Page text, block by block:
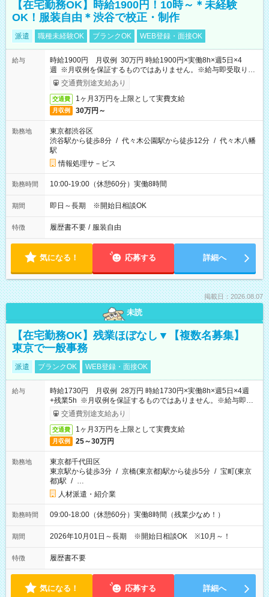
【在宅勤務OK】時給1900円！10時～＊未経験
OK！服装自由＊渋谷で校正・制作
派遣 職種未経験OK ブランクOK WEB登録・面接OK
給与
時給1900円 月収例 30万円 時給1900円×実働8h×週5日×4
週 ※月収例を保証するものではありません。※給与即受取りサ
ービス利用可（利用条件有）
交通費別途支給あり
交通費 1ヶ月3万円を上限として実費支給
月収例 30万円～
勤務地
東京都渋谷区
渋谷駅から徒歩8分 / 代々木公園駅から徒歩12分 / 代々木八幡
駅
情報処理サ－ビス
勤務時間 10:00-19:00（休憩60分）実働8時間
期間 即日～長期 ※開始日相談OK
特徴 履歴書不要 / 服装自由
気になる！ 応募する 詳細へ
掲載日：2026.08.07
未読
【在宅勤務OK】残業ほぼなし▼【複数名募集】
東京で一般事務
派遣 ブランクOK WEB登録・面接OK
給与
時給1730円 月収例 28万円 時給1730円×実働8h×週5日×4週
+残業5h ※月収例を保証するものではありません。※給与即受
取りサービス利用可（利用条件有）
交通費別途支給あり
交通費 1ヶ月3万円を上限として実費支給
月収例 25～30万円
勤務地
東京都千代田区
東京駅から徒歩3分 / 京橋(東京都)駅から徒歩5分 / 宝町(東京
都)駅 / …
人材派遣・紹介業
勤務時間 09:00-18:00（休憩60分）実働8時間（残業少なめ！）
期間 2026年10月01日～長期 ※開始日相談OK ※10月～！
特徴 履歴書不要
気になる！ 応募する 詳細へ